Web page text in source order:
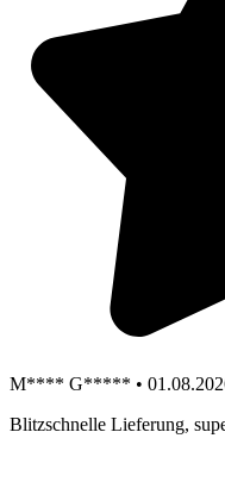
M**** G***** •
Blitzschnelle Lieferung,